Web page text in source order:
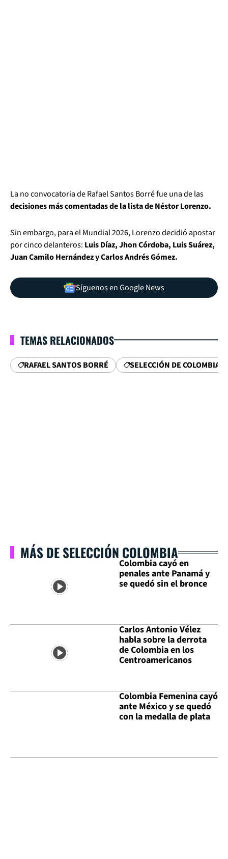
La no convocatoria de Rafael Santos Borré fue una de las
decisiones más comentadas de la lista de Néstor Lorenzo.
Sin embargo, para el Mundial 2026, Lorenzo decidió apostar
por cinco delanteros: Luis Díaz, Jhon Córdoba, Luis Suárez,
Juan Camilo Hernández y Carlos Andrés Gómez.
Síguenos en Google News
TEMAS RELACIONADOS
RAFAEL SANTOS BORRÉ SELECCIÓN DE COLOMBIA
MÁS DE SELECCIÓN COLOMBIA
Colombia cayó en
penales ante Panamá y
se quedó sin el bronce
Carlos Antonio Vélez
habla sobre la derrota
de Colombia en los
Centroamericanos
Colombia Femenina cayó
ante México y se quedó
con la medalla de plata